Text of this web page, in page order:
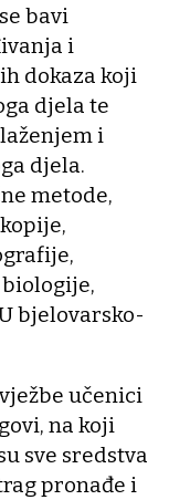
bavi
i
dokaza koji
djela te
i
djela.
metode,
bjelovarsko-
učenici
na koji
sve sredstva
pronađe i